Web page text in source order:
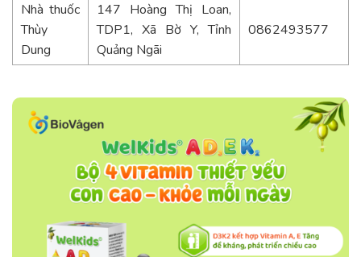
Nhà thuốc
Thùy
Dung
147 Hoàng Thị Loan,
TDP1, Xã Bờ Y, Tỉnh
Quảng Ngãi
0862493577